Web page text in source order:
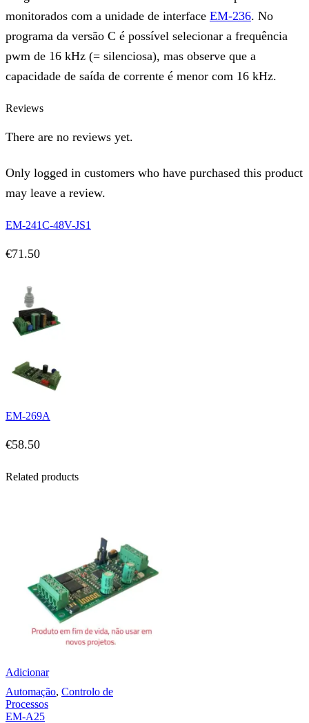
monitorados com a unidade de interface EM-236. No
programa da versão C é possível selecionar a frequência
pwm de 16 kHz (= silenciosa), mas observe que a
capacidade de saída de corrente é menor com 16 kHz.
Reviews
There are no reviews yet.
Only logged in customers who have purchased this product
may leave a review.
EM-241C-48V-JS1
€71.50
EM-269A
€58.50
Related products
Adicionar
Automação, Controlo de
Processos
EM-A25